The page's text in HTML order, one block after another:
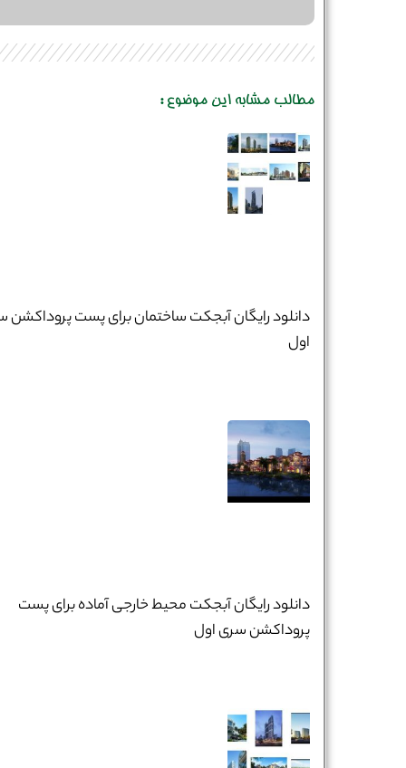
مطالب مشابه این موضوع :
دانلود رایگان آبجکت ساختمان برای پست پروداکشن
اول
دانلود رایگان آبجکت محیط خارجی آماده برای پست
پروداکشن سری اول